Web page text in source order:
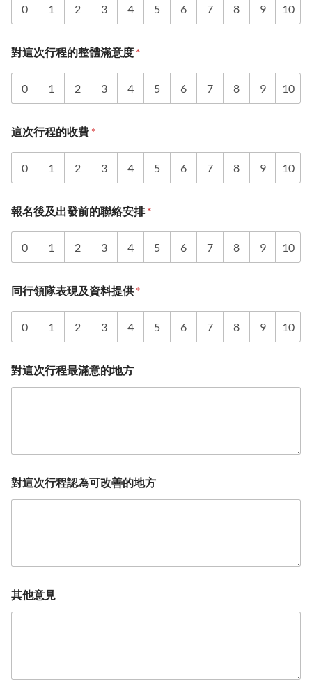
0 1 2 3 4 5 6 7 8 9 10
對這次行程的整體滿意度 *
0 1 2 3 4 5 6 7 8 9 10
這次行程的收費 *
0 1 2 3 4 5 6 7 8 9 10
報名後及出發前的聯絡安排*
0 1 2 3 4 5 6 7 8 9 10
同行領隊表現及資料提供 *
0 1 2 3 4 5 6 7 8 9 10
對這次行程最滿意的地方
對這次行程認為可改善的地方
其他意見